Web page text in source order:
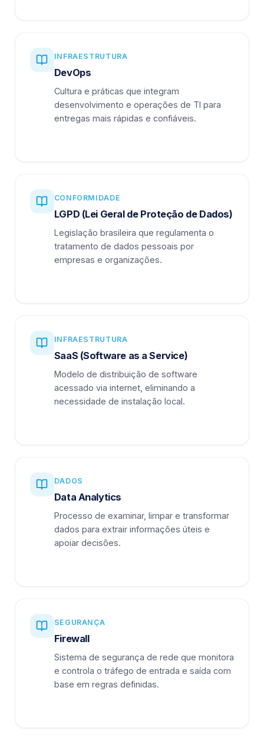
INFRAESTRUTURA
DevOps
Cultura e práticas que integram
desenvolvimento e operações de TI para
entregas mais rápidas e confiáveis.
CONFORMIDADE
LGPD (Lei Geral de Proteção de Dados)
Legislação brasileira que regulamenta o
tratamento de dados pessoais por
empresas e organizações.
INFRAESTRUTURA
SaaS (Software as a Service)
Modelo de distribuição de software
acessado via internet, eliminando a
necessidade de instalação local.
DADOS
Data Analytics
Processo de examinar, limpar e transformar
dados para extrair informações úteis e
apoiar decisões.
SEGURANÇA
Firewall
Sistema de segurança de rede que monitora
e controla o tráfego de entrada e saída com
base em regras definidas.